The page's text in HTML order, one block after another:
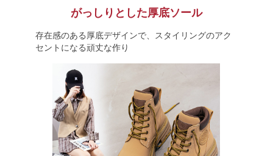
がっしりとした厚底ソール
存在感のある厚底デザインで、スタイリングのアク
セントになる頑丈な作り